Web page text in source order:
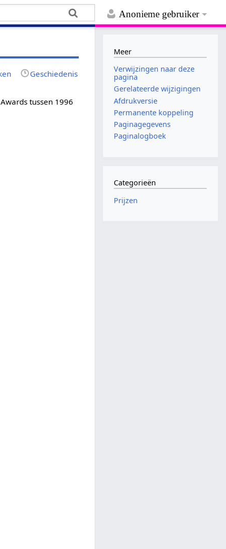
Anonieme gebruiker
Geschiedenis
tussen 1996
Meer
Verwijzingen naar deze
pagina
Gerelateerde wijzigingen
Afdrukversie
Permanente koppeling
Paginagegevens
Paginalogboek
Categorieën
Prijzen